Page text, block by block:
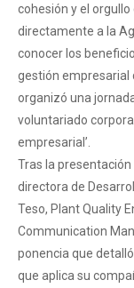
cohesión y el
directamente a la
conocer los
gestión empresarial
organizó una
voluntariado
empresarial’.
Tras la
directora de
Teso, Plant Quality
Communication
ponencia que
que aplica su